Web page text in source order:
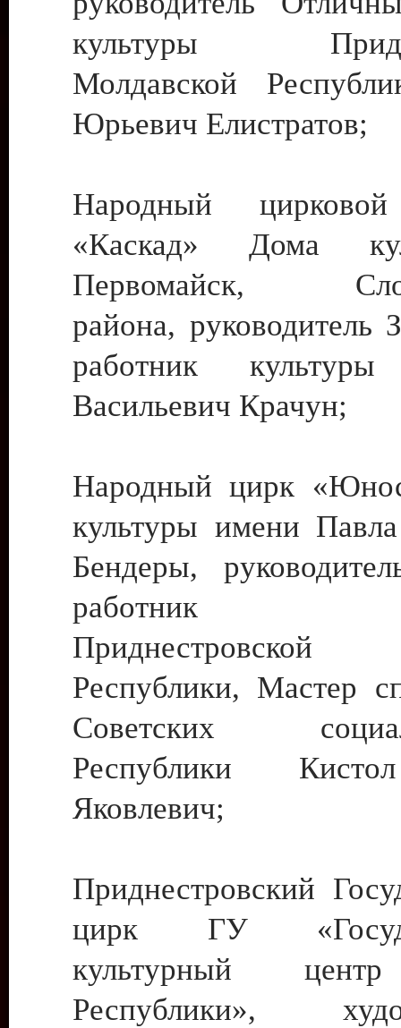
культуры
Молдавской
Юрьевич Елистратов;
Народный цирковой
«Каскад» Дома
Первомайск,
района, руководитель
работник культуры
Васильевич Крачун;
Народный цирк
культуры имени
Бендеры,
работник
Приднестровской
Республики, Мастер
Советских
Республики
Яковлевич;
Приднестровский
цирк ГУ
культурный
Республики»,